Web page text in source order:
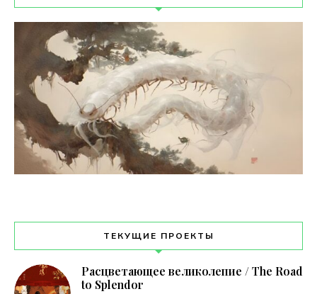
ТЕКУЩИЕ ПРОЕКТЫ
Расцветающее великолепие / The Road
to Splendor